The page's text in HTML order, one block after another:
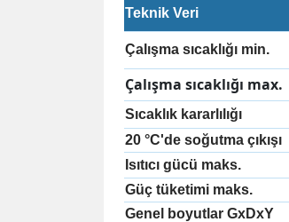
Teknik Veri
Çalışma sıcaklığı min.
Çalışma sıcaklığı max.
Sıcaklık kararlılığı
20 °C'de soğutma çıkışı
Isıtıcı gücü maks.
Güç tüketimi maks.
Genel boyutlar GxDxY